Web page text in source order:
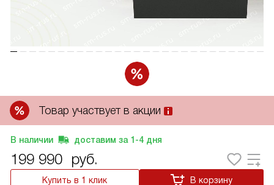
Товар участвует в акции
В наличии доставим за 1-4 дня
199 990 руб.
Купить в 1 клик В корзину